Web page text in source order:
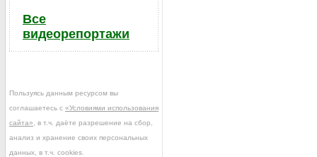
Все
видеорепортажи
Пользуясь данным ресурсом вы
соглашаетесь с «Условиями использования
сайта» , в т.ч. даёте разрешение на сбор,
анализ и хранение своих персональных
данных, в т.ч. cookies.